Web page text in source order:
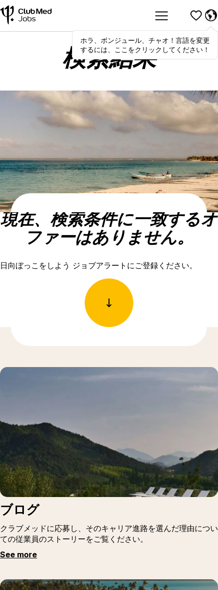
Hola,bonjour, ciao! To switch
languages, click here!
ホラ、ボンジュール、チャオ！言語を変更
するには、ここをクリックしてください！
検索結果
現在、検索条件に一致するオ
ファーはありません。
日向ぼっこをしよう ジョブアラートにご登録ください。
ブログ
クラブメッドに応募し、そのキャリア進路を選んだ理由につい
ての従業員のストーリーをご覧ください。
See more